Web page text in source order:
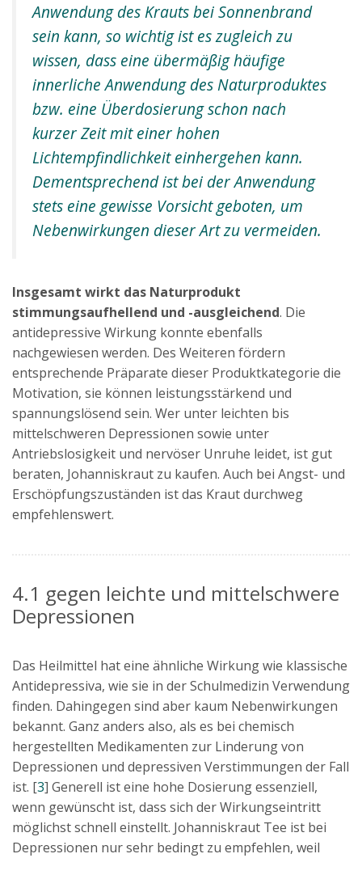
Anwendung des Krauts bei Sonnenbrand
sein kann, so wichtig ist es zugleich zu
wissen, dass eine übermäßig häufige
innerliche Anwendung des Naturproduktes
bzw. eine Überdosierung schon nach
kurzer Zeit mit einer hohen
Lichtempfindlichkeit einhergehen kann.
Dementsprechend ist bei der Anwendung
stets eine gewisse Vorsicht geboten, um
Nebenwirkungen dieser Art zu vermeiden.
Insgesamt wirkt das Naturprodukt
stimmungsaufhellend und -ausgleichend. Die
antidepressive Wirkung konnte ebenfalls
nachgewiesen werden. Des Weiteren fördern
entsprechende Präparate dieser Produktkategorie die
Motivation, sie können leistungsstärkend und
spannungslösend sein. Wer unter leichten bis
mittelschweren Depressionen sowie unter
Antriebslosigkeit und nervöser Unruhe leidet, ist gut
beraten, Johanniskraut zu kaufen. Auch bei Angst- und
Erschöpfungszuständen ist das Kraut durchweg
empfehlenswert.
4.1 gegen leichte und mittelschwere
Depressionen
Das Heilmittel hat eine ähnliche Wirkung wie klassische
Antidepressiva, wie sie in der Schulmedizin Verwendung
finden. Dahingegen sind aber kaum Nebenwirkungen
bekannt. Ganz anders also, als es bei chemisch
hergestellten Medikamenten zur Linderung von
Depressionen und depressiven Verstimmungen der Fall
ist. [3] Generell ist eine hohe Dosierung essenziell,
wenn gewünscht ist, dass sich der Wirkungseintritt
möglichst schnell einstellt. Johanniskraut Tee ist bei
Depressionen nur sehr bedingt zu empfehlen, weil